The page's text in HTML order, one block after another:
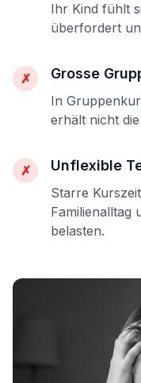
Ihr Kind fühlt
überfordert
✗ Grosse
In
erhält nicht
✗ Unflexible
Starre
Familienalltag
belasten.